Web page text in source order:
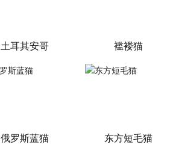
土耳其安哥
褴褛猫
俄罗斯蓝猫 东方短毛猫